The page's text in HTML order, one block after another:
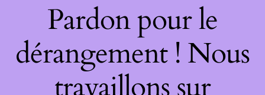
Pardon pour le
dérangement ! Nous
travaillons sur